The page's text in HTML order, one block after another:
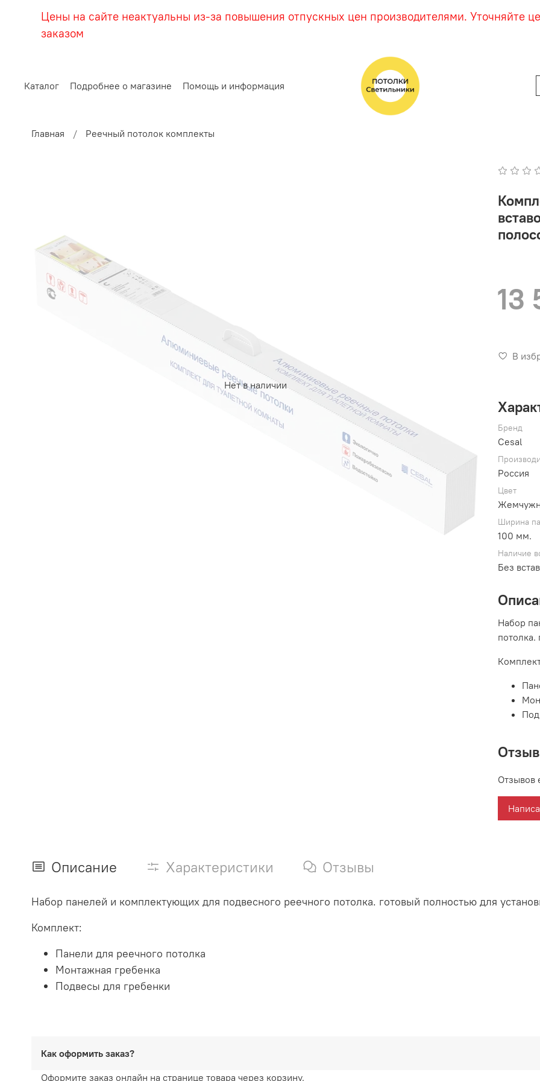
Цены на сайте неактуальны из-за повышения отпускных цен производителями. Уточняйте
заказом
Каталог Подробнее о магазине Помощь и информация
Главная Реечный потолок комплекты
Нет в наличии
13
В
Бренд
Cesal
Россия
Цвет
Ширина
100 мм.
Наличие
Без
Набор
потолка.
Отзывов
Описание Характеристики Отзывы
Набор панелей и комплектующих для подвесного реечного потолка. готовый полностью для
Комплект:
Панели для реечного потолка
Монтажная гребенка
Подвесы для гребенки
Как оформить заказ?
Оформите заказ онлайн на странице товара через корзину.